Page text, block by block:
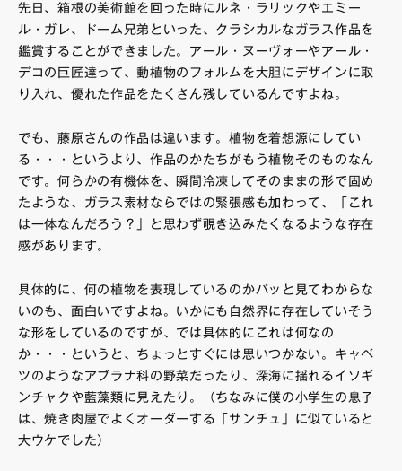
先日、箱根の美術館を回った時にルネ・ラリックやエミー
ル・ガレ、ドーム兄弟といった、クラシカルなガラス作品を
鑑賞することができました。アール・ヌーヴォーやアール・
デコの巨匠達って、動植物のフォルムを大胆にデザインに取
り入れ、優れた作品をたくさん残しているんですよね。
でも、藤原さんの作品は違います。植物を着想源にしてい
る・・・というより、作品のかたちがもう植物そのものなん
です。何らかの有機体を、瞬間冷凍してそのままの形で固め
たような、ガラス素材ならではの緊張感も加わって、「これ
は一体なんだろう？」と思わず覗き込みたくなるような存在
感があります。
具体的に、何の植物を表現しているのかパッと見てわからな
いのも、面白いですよね。いかにも自然界に存在していそう
な形をしているのですが、では具体的にこれは何なの
か・・・というと、ちょっとすぐには思いつかない。キャベ
ツのようなアブラナ科の野菜だったり、深海に揺れるイソギ
ンチャクや藍藻類に見えたり。（ちなみに僕の小学生の息子
は、焼き肉屋でよくオーダーする「サンチュ」に似ていると
大ウケでした）